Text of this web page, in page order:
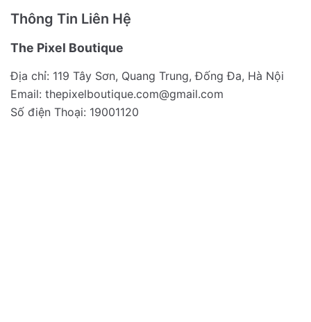
Thông Tin Liên Hệ
The Pixel Boutique
Địa chỉ: 119 Tây Sơn, Quang Trung, Đống Đa, Hà Nội
Email: thepixelboutique.com@gmail.com
Số điện Thoại: 19001120